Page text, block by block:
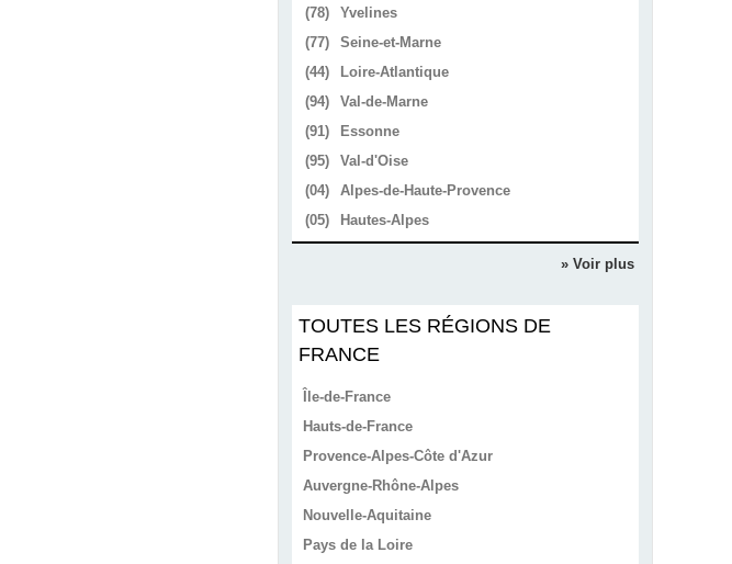
(78)
Yvelines
(77)
Seine-et-Marne
(44)
Loire-Atlantique
(94)
Val-de-Marne
(91)
Essonne
(95)
Val-d'Oise
(04)
Alpes-de-Haute-Provence
(05)
Hautes-Alpes
» Voir plus
TOUTES LES RÉGIONS DE
FRANCE
Île-de-France
Hauts-de-France
Provence-Alpes-Côte d'Azur
Auvergne-Rhône-Alpes
Nouvelle-Aquitaine
Pays de la Loire